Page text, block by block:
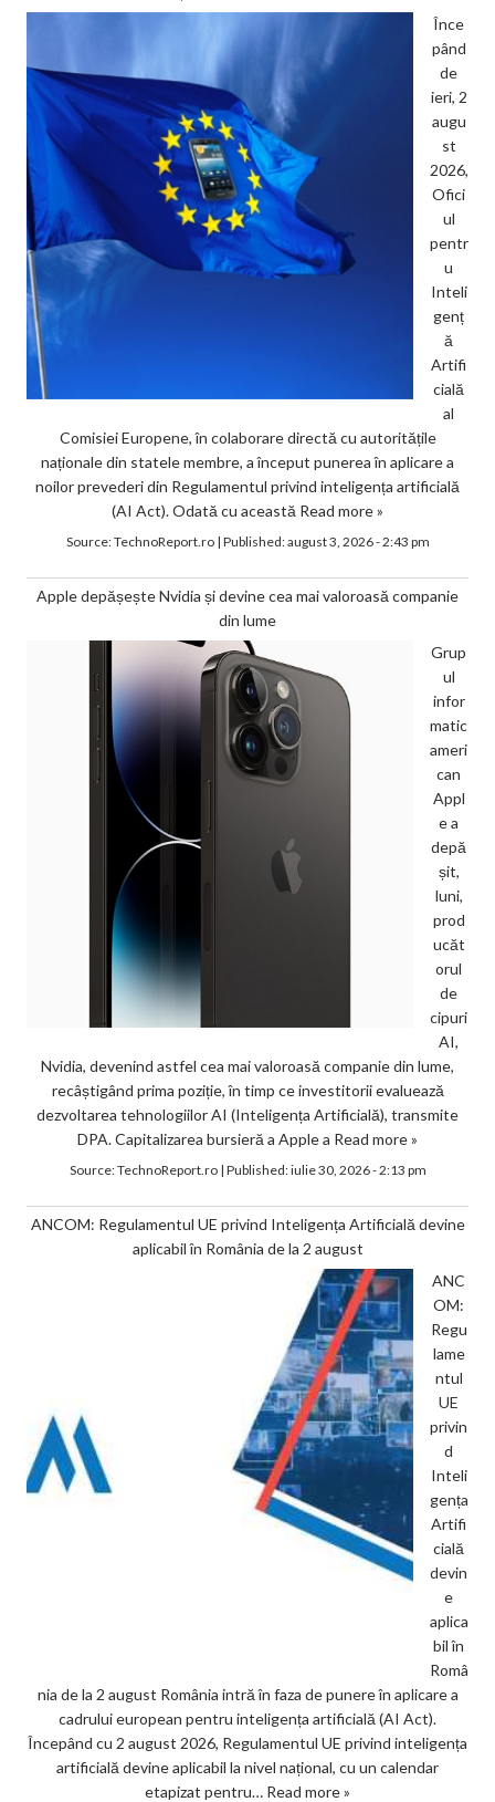
Înce
pând
de
ieri, 2
augu
st
2026,
Ofici
ul
pentr
u
Inteli
genț
ă
Artifi
cială
al
Comisiei Europene, în colaborare directă cu autoritățile
naționale din statele membre, a început punerea în aplicare a
noilor prevederi din Regulamentul privind inteligența artificială
(AI Act). Odată cu această Read more »
Source:TechnoReport.ro| Published:august 3, 2026 - 2:43 pm
Apple depășește Nvidia și devine cea mai valoroasă companie
din lume
Grup
ul
infor
matic
ameri
can
Appl
e a
depă
șit,
luni,
prod
ucăt
orul
de
cipuri
AI,
Nvidia, devenind astfel cea mai valoroasă companie din lume,
recâștigând prima poziție, în timp ce investitorii evaluează
dezvoltarea tehnologiilor AI (Inteligența Artificială), transmite
DPA. Capitalizarea bursieră a Apple a Read more »
Source:TechnoReport.ro| Published:iulie 30, 2026 - 2:13 pm
ANCOM: Regulamentul UE privind Inteligența Artificială devine
aplicabil în România de la 2 august
ANC
OM:
Regu
lame
ntul
UE
privin
d
Inteli
gența
Artifi
cială
devin
e
aplica
bil în
Româ
nia de la 2 august România intră în faza de punere în aplicare a
cadrului european pentru inteligența artificială (AI Act).
Începând cu 2 august 2026, Regulamentul UE privind inteligența
artificială devine aplicabil la nivel național, cu un calendar
etapizat pentru… Read more »